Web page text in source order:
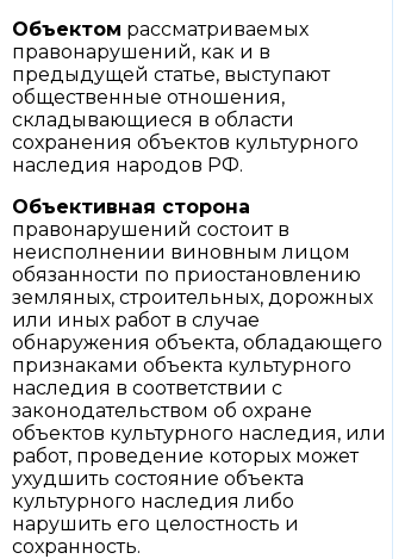
Объектом рассматриваемых
правонарушений, как и в
предыдущей статье, выступают
общественные отношения,
складывающиеся в области
сохранения объектов культурного
наследия народов РФ.
Объективная сторона
правонарушений состоит в
неисполнении виновным лицом
обязанности по приостановлению
земляных, строительных, дорожных
или иных работ в случае
обнаружения объекта, обладающего
признаками объекта культурного
наследия в соответствии с
законодательством об охране
объектов культурного наследия, или
работ, проведение которых может
ухудшить состояние объекта
культурного наследия либо
нарушить его целостность и
сохранность.